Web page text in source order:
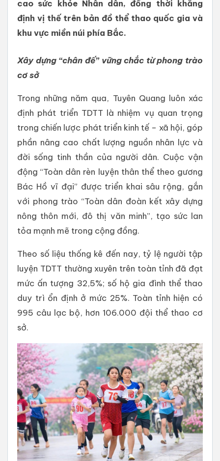
cao sức khỏe Nhân dân, đồng thời khẳng
định vị thế trên bản đồ thể thao quốc gia và
khu vực miền núi phía Bắc.
Xây dựng “chân đế” vững chắc từ phong trào
cơ sở
Trong những năm qua, Tuyên Quang luôn xác
định phát triển TDTT là nhiệm vụ quan trọng
trong chiến lược phát triển kinh tế – xã hội, góp
phần nâng cao chất lượng nguồn nhân lực và
đời sống tinh thần của người dân. Cuộc vận
động “Toàn dân rèn luyện thân thể theo gương
Bác Hồ vĩ đại” được triển khai sâu rộng, gắn
với phong trào “Toàn dân đoàn kết xây dựng
nông thôn mới, đô thị văn minh”, tạo sức lan
tỏa mạnh mẽ trong cộng đồng.
Theo số liệu thống kê đến nay, tỷ lệ người tập
luyện TDTT thường xuyên trên toàn tỉnh đã đạt
mức ấn tượng 32,5%; số hộ gia đình thể thao
duy trì ổn định ở mức 25%. Toàn tỉnh hiện có
995 câu lạc bộ, hơn 106.000 đội thể thao cơ
sở.